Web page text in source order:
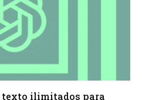
texto ilimitados para